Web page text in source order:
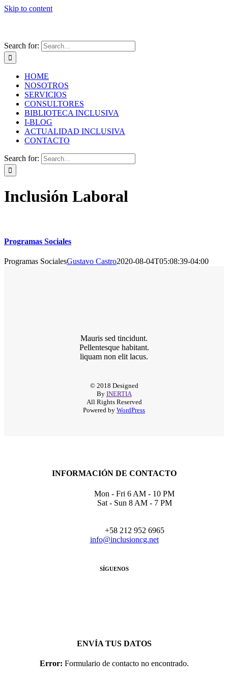
Skip to content
Search for:
HOME
NOSOTROS
SERVICIOS
CONSULTORES
BIBLIOTECA INCLUSIVA
I-BLOG
ACTUALIDAD INCLUSIVA
CONTACTO
Search for:
Inclusión Laboral
Programas Sociales
Programas SocialesGustavo Castro2020-08-04T05:08:39-04:00
Mauris sed tincidunt.
Pellentesque habitant.
liquam non elit lacus.
© 2018 Designed
By INERTIA
All Rights Reserved
Powered by WordPress
INFORMACIÓN DE CONTACTO
Mon - Fri 6 AM - 10 PM
Sat - Sun 8 AM - 7 PM
+58 212 952 6965
info@inclusioncg.net
SÍGUENOS
ENVÍA TUS DATOS
Error: Formulario de contacto no encontrado.